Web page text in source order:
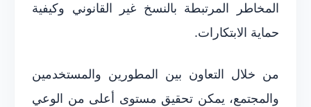
المخاطر المرتبطة بالنسخ غير القانوني وكيفية
حماية الابتكارات.
من خلال التعاون بين المطورين والمستخدمين
والمجتمع، يمكن تحقيق مستوى أعلى من الوعي